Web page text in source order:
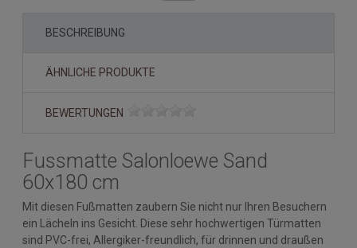
BESCHREIBUNG
ÄHNLICHE PRODUKTE
BEWERTUNGEN
Fussmatte Salonloewe Sand
60x180 cm
Mit diesen Fußmatten zaubern Sie nicht nur Ihren Besuchern
ein Lächeln ins Gesicht. Diese sehr hochwertigen Türmatten
sind PVC-frei, Allergiker-freundlich, für drinnen und draußen